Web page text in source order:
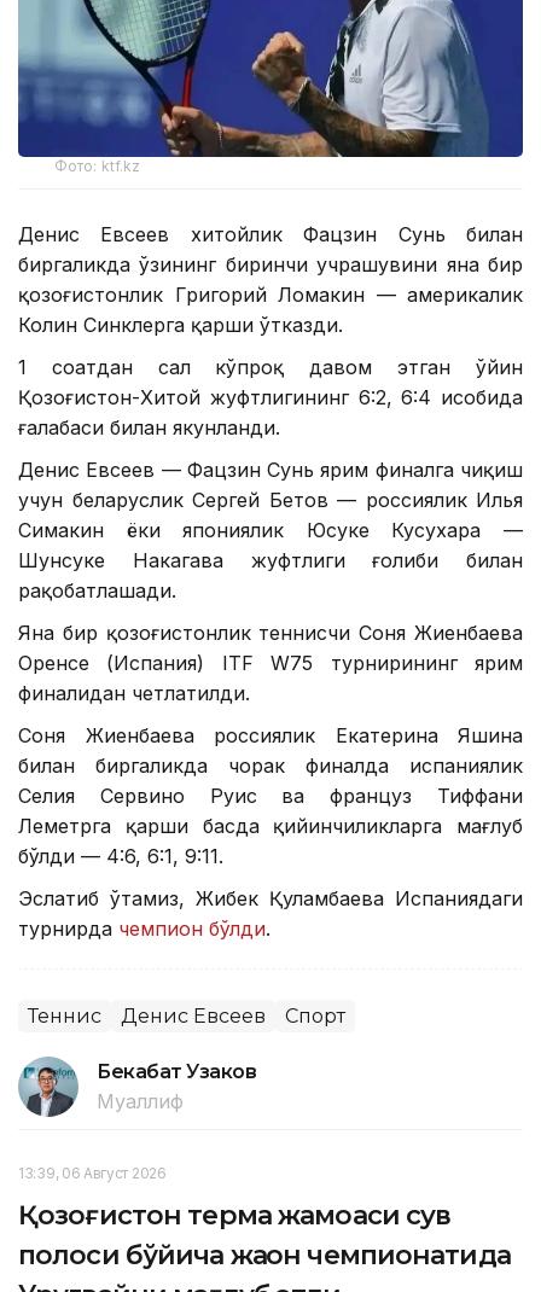
Фото: ktf.kz
Денис Евсеев хитойлик Фацзин Сунь билан
биргаликда ўзининг биринчи учрашувини яна бир
қозоғистонлик Григорий Ломакин — америкалик
Колин Синклерга қарши ўтказди.
1 соатдан сал кўпроқ давом этган ўйин
Қозоғистон-Хитой жуфтлигининг 6:2, 6:4 ҳисобида
ғалабаси билан якунланди.
Денис Евсеев — Фацзин Сунь ярим финалга чиқиш
учун беларуслик Сергей Бетов — россиялик Илья
Симакин ёки япониялик Юсуке Кусухара —
Шунсуке Накагава жуфтлиги ғолиби билан
рақобатлашади.
Яна бир қозоғистонлик теннисчи Соня Жиенбаева
Оренсе (Испания) ITF W75 турнирининг ярим
финалидан четлатилди.
Соня Жиенбаева россиялик Екатерина Яшина
билан биргаликда чорак финалда испаниялик
Селия Сервино Руис ва француз Тиффани
Леметрга қарши баҳсда қийинчиликларга мағлуб
бўлди — 4:6, 6:1, 9:11.
Эслатиб ўтамиз, Жибек Қуламбаева Испаниядаги
турнирда чемпион бўлди.
Теннис Денис Евсеев Спорт
Бекабат Узаков
Муаллиф
13:39, 06 Август 2026
Қозоғистон терма жамоаси сув
полоси бўйича жаҳон чемпионатида